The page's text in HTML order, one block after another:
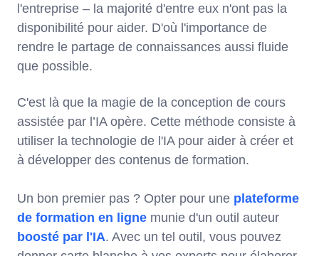
l'entreprise – la majorité d'entre eux n'ont pas la
disponibilité pour aider. D'où l'importance de
rendre le partage de connaissances aussi fluide
que possible.
C'est là que la magie de la conception de cours
assistée par l’IA opère. Cette méthode consiste à
utiliser la technologie de l'IA pour aider à créer et
à développer des contenus de formation.
Un bon premier pas ? Opter pour une plateforme
de formation en ligne munie d'un outil auteur
boosté par l'IA. Avec un tel outil, vous pouvez